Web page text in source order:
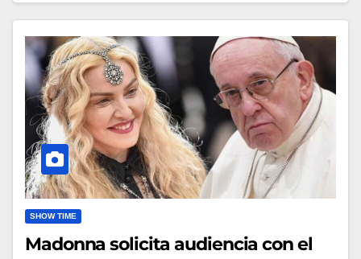
SHOW TIME
Madonna solicita audiencia con el